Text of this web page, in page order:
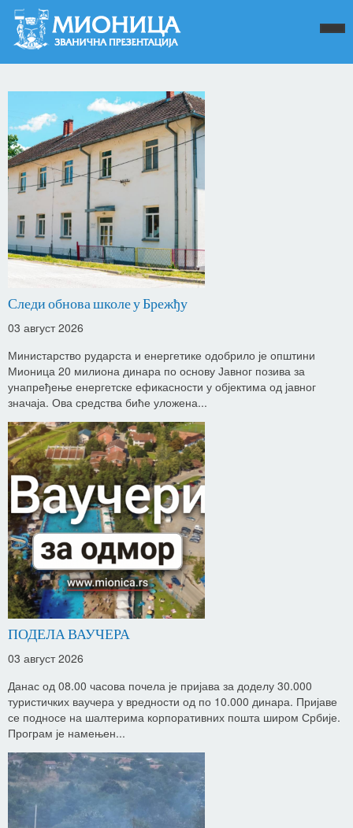
Следи обнова школе у Брежђу
03 август 2026
Министарство рударста и енергетике одобрило је општини
Мионица 20 милиона динара по основу Јавног позива за
унапређење енергетске ефикасности у објектима од јавног
значаја. Ова средства биће уложена...
ПОДЕЛА ВАУЧЕРА
03 август 2026
Данас од 08.00 часова почела је пријава за доделу 30.000
туристичких ваучера у вредности од по 10.000 динара. Пријаве
се подносе на шалтерима корпоративних пошта широм Србије.
Програм је намењен...